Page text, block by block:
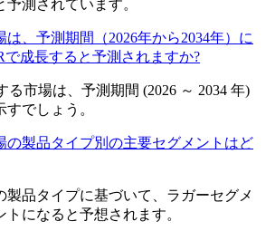
測されています。
は、予測期間（2026年から2034年）に
で成長すると予測されますか?
る市場は、予測期間 (2026 ～ 2034 年)
でしょう。
の製品タイプ別の主要セグメントはど
製品タイプに基づいて、ラガーセグメ
になると予想されます。